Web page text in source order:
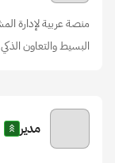
منصة عربية لإدارة
البسيط والتعاون
مدير